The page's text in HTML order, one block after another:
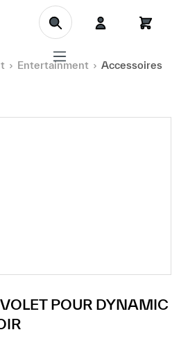
Entertainment Accessoires
POUR DYNAMIC